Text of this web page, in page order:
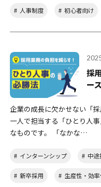
人事制度 初心者向け
採
ー
企業の成長に欠かせない「
一人で担当する「ひとり人
なものです。 「なかな…
インターンシップ 中途
新卒採用 生産性・効率